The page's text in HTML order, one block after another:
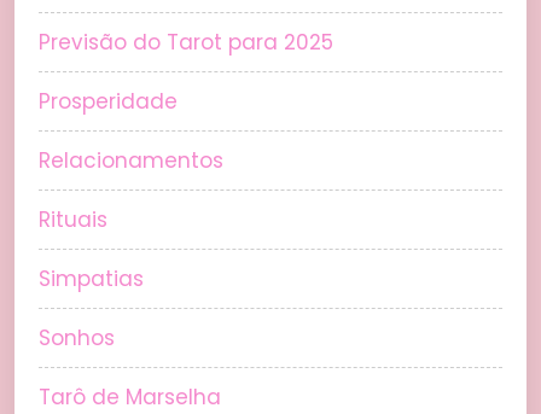
Previsão do Tarot para 2025
Prosperidade
Relacionamentos
Rituais
Simpatias
Sonhos
Tarô de Marselha